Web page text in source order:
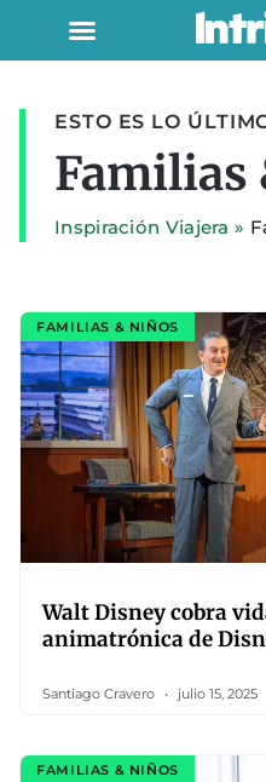
ESTO ES LO
Familias
Inspiración Viajera »
FAMILIAS & NIÑOS
Walt Disney cobra
animatrónica de
Santiago Cravero julio 15, 2025
FAMILIAS & NIÑOS